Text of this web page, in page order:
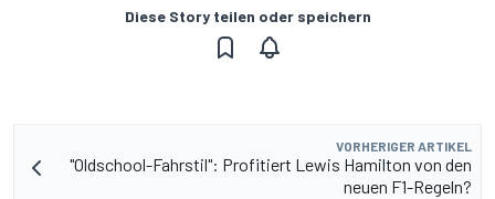
Diese Story teilen oder speichern
VORHERIGER ARTIKEL
"Oldschool-Fahrstil": Profitiert Lewis Hamilton von den
neuen F1-Regeln?